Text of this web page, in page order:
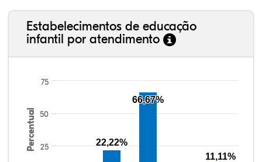
Estabelecimentos de educação
infantil por atendimento
Percentual 25
50
75
22,22%
66,67%
11,11%